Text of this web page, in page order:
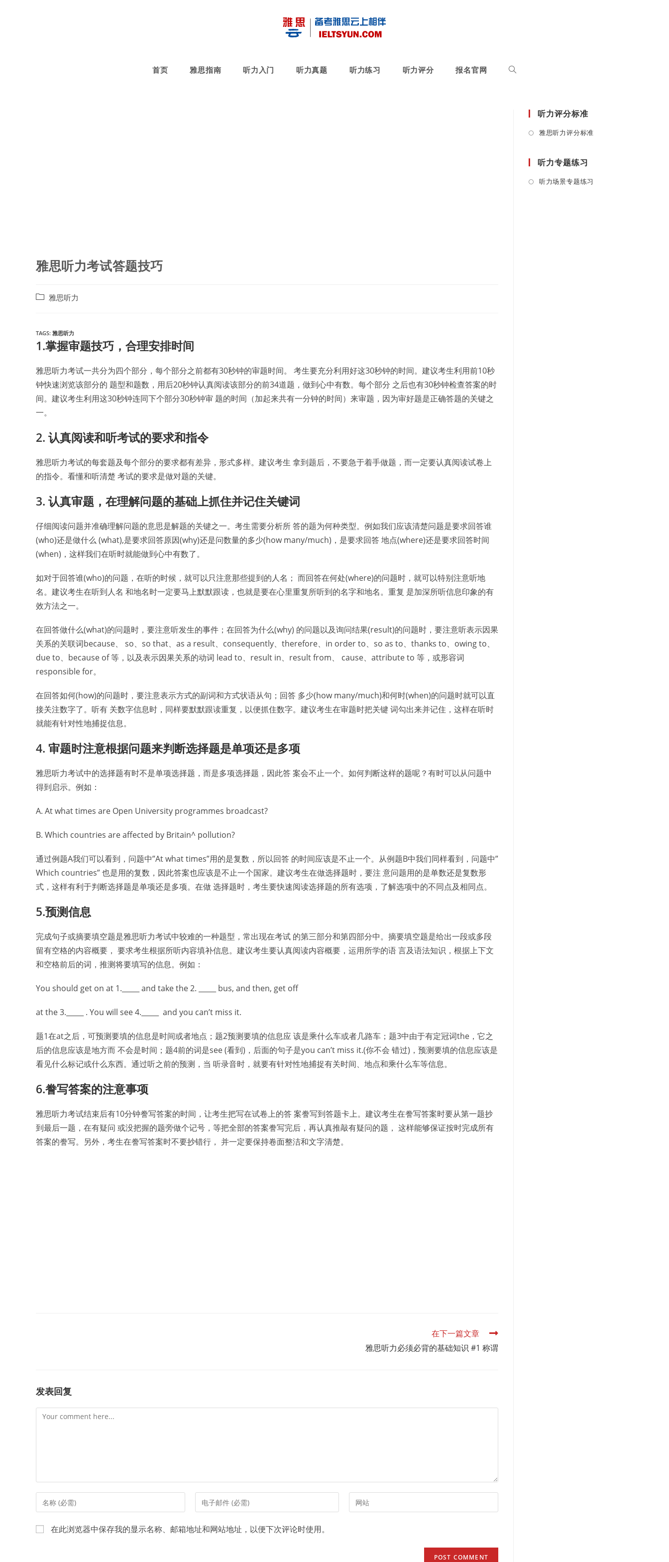
首页 雅思指南 听力入门 听力真题 听力练习 听力评分 报名官网
雅思听力考试答题技巧
Post 雅思听力
TAGS: 雅思听力
1.掌握审题技巧，合理安排时间
雅思听力考试一共分为四个部分，每个部分之前都有30秒钟的审题时间。 考生要充分利用好这30秒钟的时间。建议考生利用前10秒
钟快速浏览该部分的 题型和题数，用后20秒钟认真阅读该部分的前34道题，做到心中有数。每个部分 之后也有30秒钟检查答案的时
间。建议考生利用这30秒钟连同下个部分30秒钟审 题的时间（加起来共有一分钟的时间）来审题，因为审好题是正确答题的关键之
一。
2. 认真阅读和听考试的要求和指令
雅思听力考试的每套题及每个部分的要求都有差异，形式多样。建议考生 拿到题后，不要急于着手做题，而一定要认真阅读试卷上
的指令。看懂和听清楚 考试的要求是做对题的关键。
3. 认真审题，在理解问题的基础上抓住并记住关键词
仔细阅读问题并准确理解问题的意思是解题的关键之一。考生需要分析所 答的题为何种类型。例如我们应该清楚问题是要求回答谁
(who)还是做什么 (what),是要求回答原因(why)还是问数量的多少(how many/much)，是要求回答 地点(where)还是要求回答时间
(when)，这样我们在听时就能做到心中有数了。
如对于回答谁(who)的问题，在听的时候，就可以只注意那些提到的人名； 而回答在何处(where)的问题时，就可以特别注意听地
名。建议考生在听到人名 和地名时一定要马上默默跟读，也就是要在心里重复所听到的名字和地名。重复 是加深所听信息印象的有
效方法之一。
在回答做什么(what)的问题时，要注意听发生的事件；在回答为什么(why) 的问题以及询问结果(result)的问题时，要注意听表示因果
关系的关联词because、 so、so that、as a result、consequently、therefore、in order to、so as to、thanks to、owing to、
due to、because of 等，以及表示因果关系的动词 lead to、result in、result from、 cause、attribute to 等，或形容词
responsible for。
在回答如何(how)的问题时，要注意表示方式的副词和方式状语从句；回答 多少(how many/much)和何时(when)的问题时就可以直
接关注数字了。听有 关数字信息时，同样要默默跟读重复，以便抓住数字。建议考生在审题时把关键 词勾出来并记住，这样在听时
就能有针对性地捕捉信息。
4. 审题时注意根据问题来判断选择题是单项还是多项
雅思听力考试中的选择题有时不是单项选择题，而是多项选择题，因此答 案会不止一个。如何判断这样的题呢？有时可以从问题中
得到启示。例如：
A. At what times are Open University programmes broadcast?
B. Which countries are affected by Britain^ pollution?
通过例题A我们可以看到，问题中”At what times”用的是复数，所以回答 的时间应该是不止一个。从例题B中我们同样看到，问题中”
Which countries” 也是用的复数，因此答案也应该是不止一个国家。建议考生在做选择题时，要注 意问题用的是单数还是复数形
式，这样有利于判断选择题是单项还是多项。在做 选择题时，考生要快速阅读选择题的所有选项，了解选项中的不同点及相同点。
5.预测信息
完成句子或摘要填空题是雅思听力考试中较难的一种题型，常出现在考试 的第三部分和第四部分中。摘要填空题是给出一段或多段
留有空格的内容概要， 要求考生根据所听内容填补信息。建议考生要认真阅读内容概要，运用所学的语 言及语法知识，根据上下文
和空格前后的词，推测将要填写的信息。例如：
You should get on at 1._____ and take the 2. _____ bus, and then, get off
at the 3._____ . You will see 4._____ and you can’t miss it.
题1在at之后，可预测要填的信息是时间或者地点；题2预测要填的信息应 该是乘什么车或者几路车；题3中由于有定冠词the，它之
后的信息应该是地方而 不会是时间；题4前的词是see (看到)，后面的句子是you can’t miss it.(你不会 错过)，预测要填的信息应该是
看见什么标记或什么东西。通过听之前的预测，当 听录音时，就要有针对性地捕捉有关时间、地点和乘什么车等信息。
6.誊写答案的注意事项
雅思听力考试结束后有10分钟誊写答案的时间，让考生把写在试卷上的答 案誊写到答题卡上。建议考生在誊写答案时要从第一题抄
到最后一题，在有疑问 或没把握的题旁做个记号，等把全部的答案誊写完后，再认真推敲有疑问的题， 这样能够保证按时完成所有
答案的誊写。另外，考生在誊写答案时不要抄错行， 并一定要保持卷面整洁和文字清楚。
在下一篇文章
雅思听力必须必背的基础知识 #1 称谓
发表回复
Comment
Enter
your
name
or
Enter
your
email
address
Enter
your
在此浏览器中保存我的显示名称、邮箱地址和网站地址，以便下次评论时使用。
听力评分标准
雅思听力评分标准
听力专题练习
听力场景专题练习